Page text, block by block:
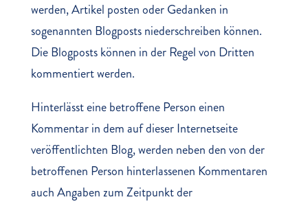
werden, Artikel posten oder Gedanken in
sogenannten Blogposts niederschreiben können.
Die Blogposts können in der Regel von Dritten
kommentiert werden.
Hinterlässt eine betroffene Person einen
Kommentar in dem auf dieser Internetseite
veröffentlichten Blog, werden neben den von der
betroffenen Person hinterlassenen Kommentaren
auch Angaben zum Zeitpunkt der